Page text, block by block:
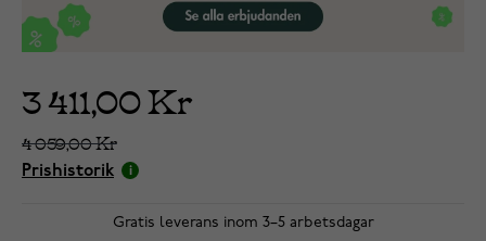
3 411,00 Kr
4 059,00 Kr
Prishistorik
Gratis leverans inom 3–5 arbetsdagar